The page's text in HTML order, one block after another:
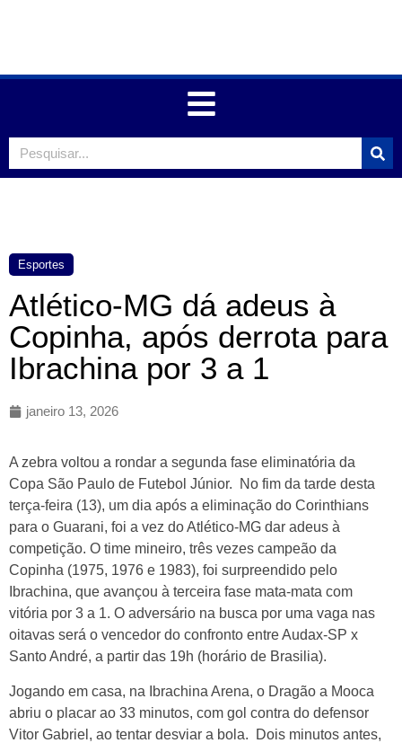
Esportes
Atlético-MG dá adeus à
Copinha, após derrota para
Ibrachina por 3 a 1
janeiro 13, 2026
A zebra voltou a rondar a segunda fase eliminatória da
Copa São Paulo de Futebol Júnior. No fim da tarde desta
terça-feira (13), um dia após a eliminação do Corinthians
para o Guarani, foi a vez do Atlético-MG dar adeus à
competição. O time mineiro, três vezes campeão da
Copinha (1975, 1976 e 1983), foi surpreendido pelo
Ibrachina, que avançou à terceira fase mata-mata com
vitória por 3 a 1. O adversário na busca por uma vaga nas
oitavas será o vencedor do confronto entre Audax-SP x
Santo André, a partir das 19h (horário de Brasilia).
Jogando em casa, na Ibrachina Arena, o Dragão a Mooca
abriu o placar ao 33 minutos, com gol contra do defensor
Vitor Gabriel, ao tentar desviar a bola. Dois minutos antes,